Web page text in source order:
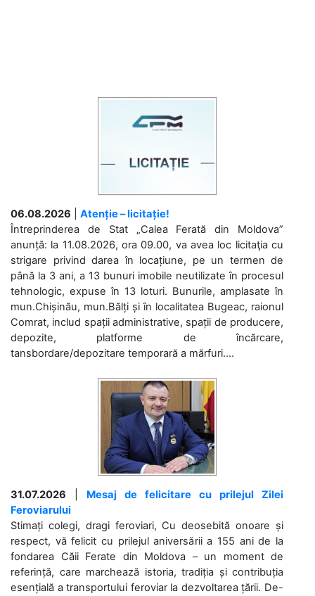
06.08.2026
Atenție – licitație!
Întreprinderea de Stat „Calea Ferată din Moldova”
anunță: la 11.08.2026, ora 09.00, va avea loc licitaţia cu
strigare privind darea în locațiune, pe un termen de
până la 3 ani, a 13 bunuri imobile neutilizate în procesul
tehnologic, expuse în 13 loturi. Bunurile, amplasate în
mun.Chișinău, mun.Bălți și în localitatea Bugeac, raionul
Comrat, includ spații administrative, spații de producere,
depozite, platforme de încărcare,
tansbordare/depozitare temporară a mărfuri....
31.07.2026
Mesaj de felicitare cu prilejul Zilei
Feroviarului
Stimați colegi, dragi feroviari, Cu deosebită onoare și
respect, vă felicit cu prilejul aniversării a 155 ani de la
fondarea Căii Ferate din Moldova – un moment de
referință, care marchează istoria, tradiția și contribuția
esențială a transportului feroviar la dezvoltarea țării. De-